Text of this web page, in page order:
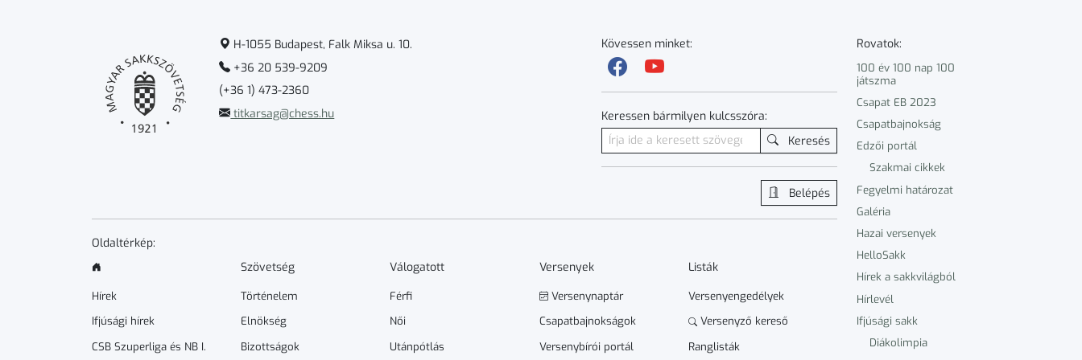
H-1055 Budapest, Falk Miksa u. 10.
+36 20 539-9209
(+36 1) 473-2360
titkarsag@chess.hu
Kövessen minket:
Keressen bármilyen kulcsszóra:
Keresés
Belépés
Oldaltérkép:
Hírek
Ifjúsági hírek
CSB Szuperliga és NB I.
Szövetség
Történelem
Elnökség
Bizottságok
Válogatott
Férfi
Női
Utánpótlás
Versenyek
Versenynaptár
Csapatbajnokságok
Versenybírói portál
Listák
Versenyengedélyek
Versenyző kereső
Ranglisták
Rovatok:
100 év 100 nap 100
játszma
Csapat EB 2023
Csapatbajnokság
Edzői portál
Szakmai cikkek
Fegyelmi határozat
Galéria
Hazai versenyek
HelloSakk
Hírek a sakkvilágból
Hírlevél
Ifjúsági sakk
Diákolimpia